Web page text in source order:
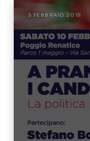
5 FEBBRAIO 2018